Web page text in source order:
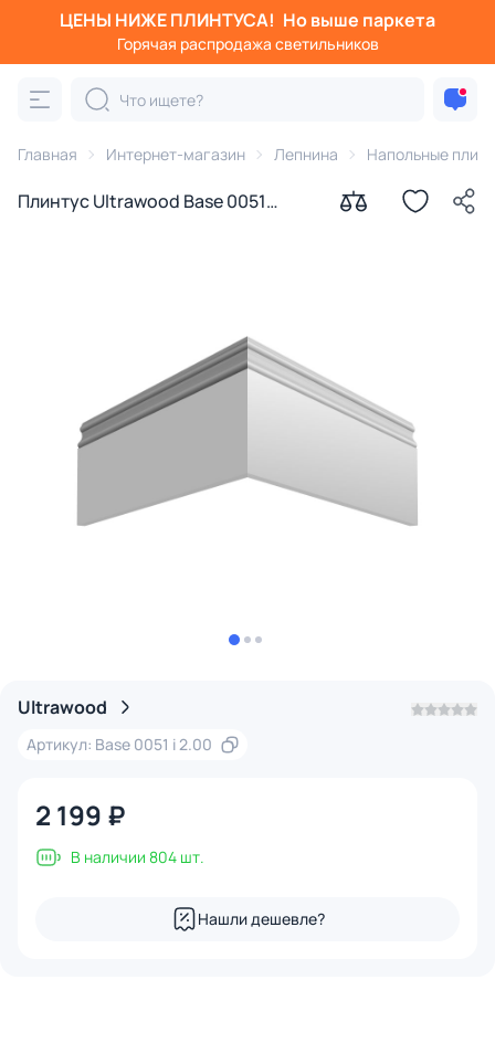
ЦЕНЫ НИЖЕ ПЛИНТУСА! Но выше паркета
Горячая распродажа светильников
Главная Интернет-магазин Лепнина Напольные
Плинтус Ultrawood Base 0051
Ultrawood
Артикул: Base 0051 i 2.00
2 199 ₽
В наличии 804 шт.
Нашли дешевле?